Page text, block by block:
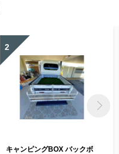
2
キャンピングBOX バックボ